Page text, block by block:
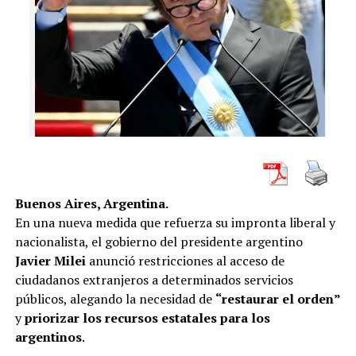
Basij y la Fuerza Disciplinaria, además de políticos como
el ministro de Telecomunicaciones, Issa Zarepour.
Esos funcionarios tendrán prohibido el ingreso al
espacio europeo, y sus eventuales activos o entidades
que posean en la Unión Europea (UE) resultarán
congelados.
Ya a mediados de julio, Estados Unidos acusó a Irán de
En paralelo, el presidente ucraniano, Volodomir
Zelenski, advirtió que reducirá drásticamente la
presencia diplomática de Irán por darle armas a Rusia.
Zelenski dijo el mes pasado que Irán le vendió a Rusia
2.400 drones.
Buenos Aires, Argentina.
En una nueva medida que refuerza su impronta liberal y
nacionalista, el gobierno del presidente argentino
Javier Mileianunció restricciones al acceso de
ciudadanos extranjeros a determinados servicios
públicos, alegando la necesidad de “restaurar el orden”
ypriorizar los recursos estatales para los
argentinos.